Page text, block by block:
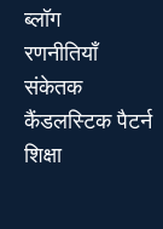
ब्लॉग
रणनीतियाँ
संकेतक
कैंडलस्टिक पैटर्न
शिक्षा